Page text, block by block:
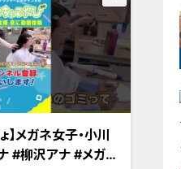
】メガネ女子・小川
#柳沢アナ #メガ